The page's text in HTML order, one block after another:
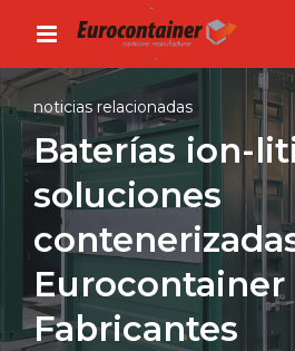
noticias relacionadas
Baterías ion-
soluciones
Eurocontainer
Fabricantes